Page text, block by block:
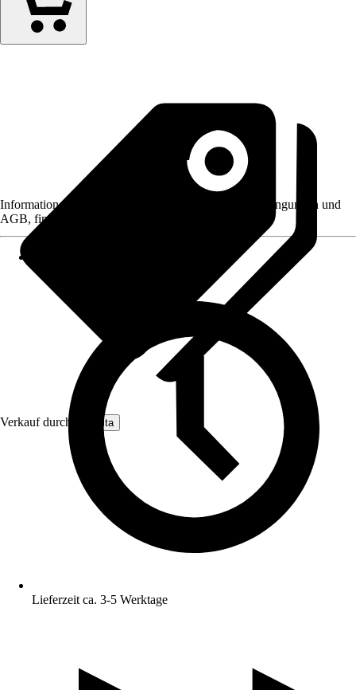
Verkauf durch: Nomita
Informationen des Verkäufers, wie z. B. Rückgabebedingungen und
AGB, finden Sie bei Klick auf den Verkäufernamen.
Lieferzeit ca. 3-5 Werktage